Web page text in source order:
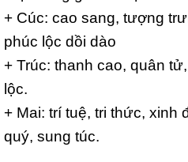
+ Cúc: cao sang, tượng
phúc lộc dồi dào
+ Trúc: thanh cao, quân
lộc.
+ Mai: trí tuệ, tri thức, xinh
quý, sung túc.